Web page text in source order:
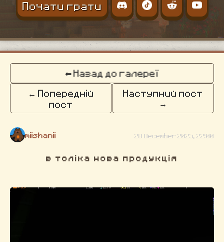
Почати грати
⬅ Назад до галереї
← Попередній
пост
Наступний пост
→
miishanii 28 December 2025, 22:00
в толіка нова продукція